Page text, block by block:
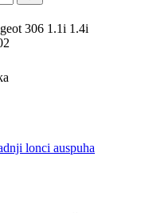
306 1.1i 1.4i
lonci auspuha